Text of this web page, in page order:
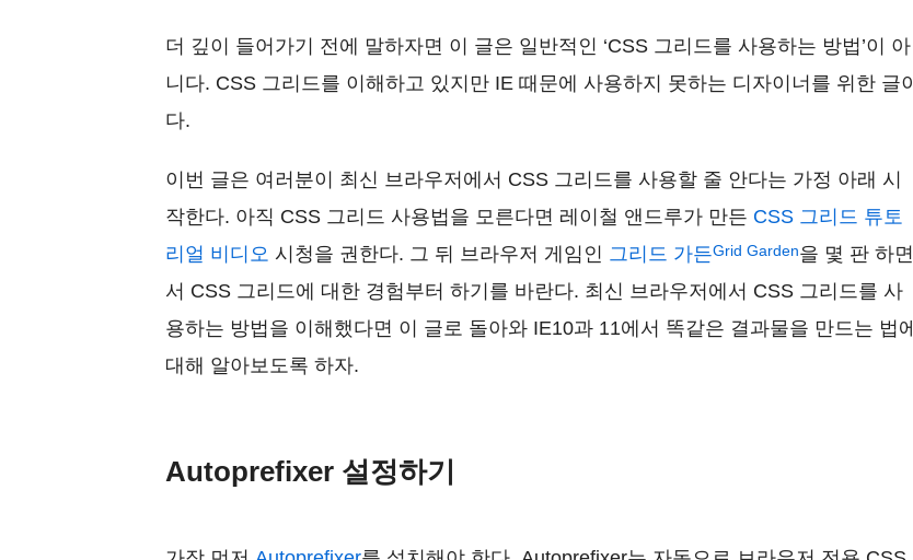
더 깊이 들어가기 전에 말하자면 이 글은 일반적인 ‘CSS 그리드를 사용하는 방법’이 아
니다. CSS 그리드를 이해하고 있지만 IE 때문에 사용하지 못하는 디자이너를 위한 글이
다.
이번 글은 여러분이 최신 브라우저에서 CSS 그리드를 사용할 줄 안다는 가정 아래 시
작한다. 아직 CSS 그리드 사용법을 모른다면 레이철 앤드루가 만든 CSS 그리드 튜토
리얼 비디오 시청을 권한다. 그 뒤 브라우저 게임인 그리드 가든Grid Garden을 몇 판 하면
서 CSS 그리드에 대한 경험부터 하기를 바란다. 최신 브라우저에서 CSS 그리드를 사
용하는 방법을 이해했다면 이 글로 돌아와 IE10과 11에서 똑같은 결과물을 만드는 법에
대해 알아보도록 하자.
Autoprefixer 설정하기